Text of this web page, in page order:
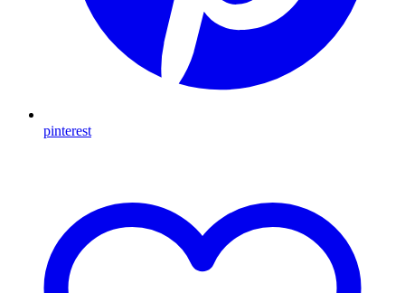
pinterest